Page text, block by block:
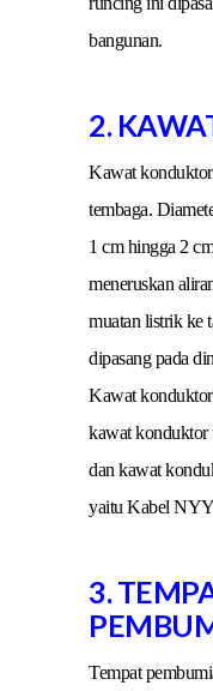
bangunan.
2.
Kawat
tembaga.
1 cm hingga 2
meneruskan
muatan listrik ke
dipasang pada
Kawat
kawat
dan kawat
yaitu Kabel
3.
Tempat